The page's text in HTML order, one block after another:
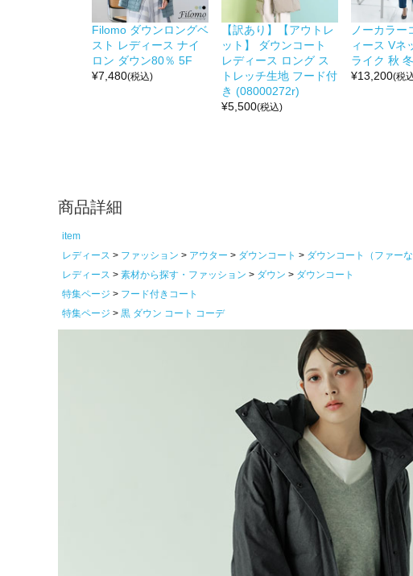
Filomo ダウンロングベ
スト レディース ナイ
ロン ダウン80％ 5F
¥7,480(税込)
【訳あり】【アウトレ
ット】 ダウンコート
レディース ロング ス
トレッチ生地 フード付
き (08000272r)
¥5,500(税込)
ノーカラー
ィース Vネ
ライク 秋
¥13,200(税
商品詳細
item
レディース
ファッション アウター ダウンコート
ダウンコート（ファーな
レディース
素材から探す・ファッション ダウン
ダウンコート
特集ページ
フード付きコート
特集ページ
黒 ダウン コート コーデ